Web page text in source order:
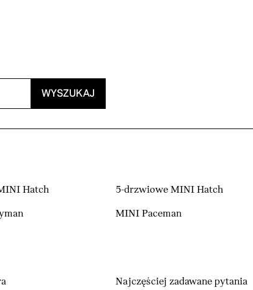
WYSZUKAJ
Hatch 5-drzwiowe MINI Hatch
MINI Paceman
Najczęściej zadawane pytania